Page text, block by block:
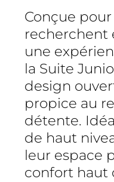
Conçue
recherchent
une
la Suite
design
propice au
détente.
de haut
leur espace
confort haut